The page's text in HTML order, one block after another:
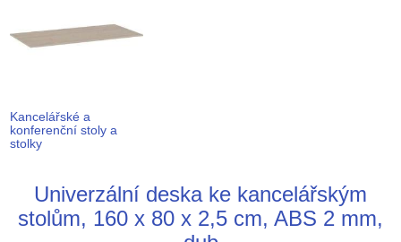
Kancelářské a
konferenční stoly a
stolky
Univerzální deska ke kancelářským
stolům, 160 x 80 x 2,5 cm, ABS 2 mm,